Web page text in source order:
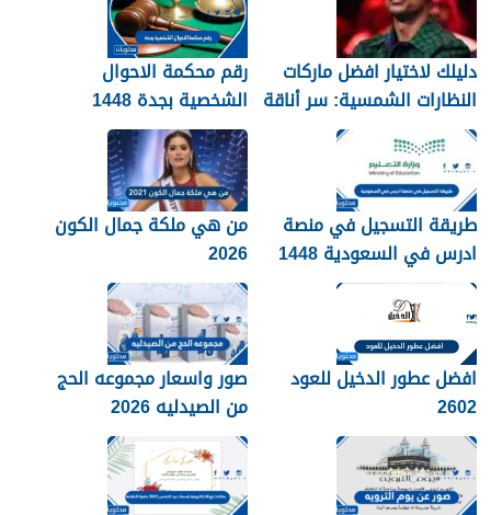
دليلك لاختيار افضل ماركات
النظارات الشمسية: سر أناقة
نجوم الرياضة والموضة
رقم محكمة الاحوال
الشخصية بجدة 1448
طريقة التسجيل في منصة
ادرس في السعودية 1448
من هي ملكة جمال الكون
2026
افضل عطور الدخيل للعود
2602
صور واسعار مجموعه الحج
من الصيدليه 2026